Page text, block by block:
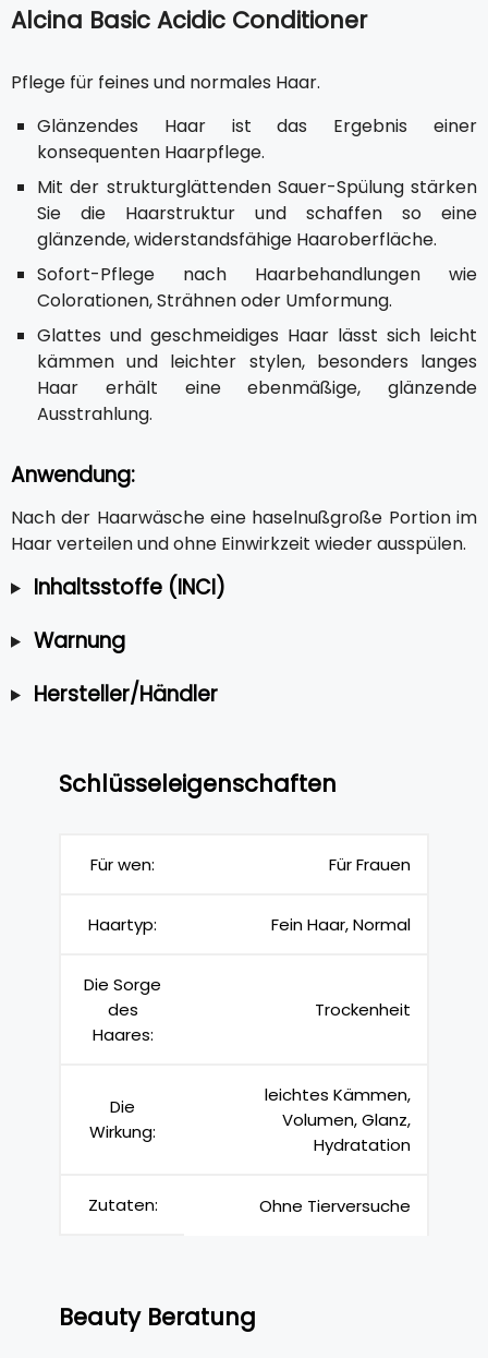
Alcina Basic Acidic Conditioner
Pflege für feines und normales Haar.
Glänzendes Haar ist das Ergebnis einer
konsequenten Haarpflege.
Mit der strukturglättenden Sauer-Spülung stärken
Sie die Haarstruktur und schaffen so eine
glänzende, widerstandsfähige Haaroberfläche.
Sofort-Pflege nach Haarbehandlungen wie
Colorationen, Strähnen oder Umformung.
Glattes und geschmeidiges Haar lässt sich leicht
kämmen und leichter stylen, besonders langes
Haar erhält eine ebenmäßige, glänzende
Ausstrahlung.
Anwendung:
Nach der Haarwäsche eine haselnußgroße Portion im
Haar verteilen und ohne Einwirkzeit wieder ausspülen.
Inhaltsstoffe (INCI)
Warnung
Hersteller/Händler
Schlüsseleigenschaften
Für wen: Für Frauen
Haartyp: Fein Haar, Normal
Die Sorge
des
Haares:
Trockenheit
Die
Wirkung:
leichtes Kämmen,
Volumen, Glanz,
Hydratation
Zutaten: Ohne Tierversuche
Beauty Beratung